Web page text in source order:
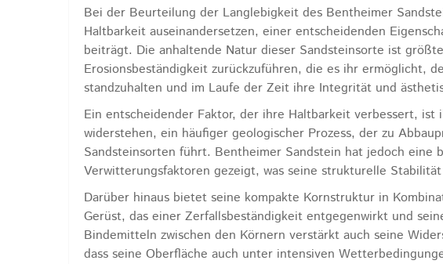
Bei der Beurteilung der Langlebigkeit des Bentheimer
Haltbarkeit auseinandersetzen, einer entscheidenden
beiträgt. Die anhaltende Natur dieser Sandsteinsorte ist
Erosionsbeständigkeit zurückzuführen, die es ihr ermöglicht,
standzuhalten und im Laufe der Zeit ihre Integrität und
Ein entscheidender Faktor, der ihre Haltbarkeit verbessert,
widerstehen, ein häufiger geologischer Prozess, der zu
Sandsteinsorten führt. Bentheimer Sandstein hat jedoch eine
Verwitterungsfaktoren gezeigt, was seine strukturelle
Darüber hinaus bietet seine kompakte Kornstruktur in
Gerüst, das einer Zerfallsbeständigkeit entgegenwirkt und
Bindemitteln zwischen den Körnern verstärkt auch seine
dass seine Oberfläche auch unter intensiven